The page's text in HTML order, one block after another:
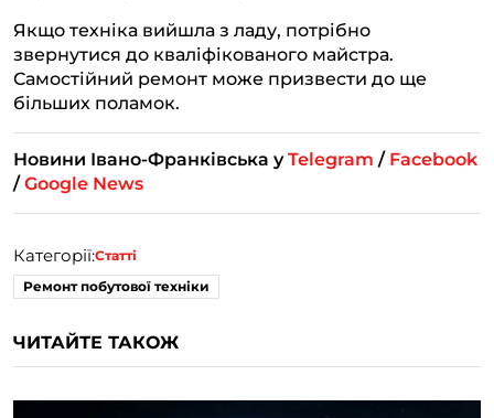
Якщо техніка вийшла з ладу, потрібно
звернутися до кваліфікованого майстра.
Самостійний ремонт може призвести до ще
більших поламок.
Новини Івано-Франківська уTelegram / Facebook
/Google News
Категорії:Статті
Ремонт побутової техніки
ЧИТАЙТЕ ТАКОЖ